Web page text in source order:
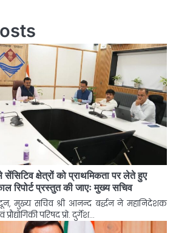
क्षेत्रों को प्राथमिकता पर लेते हुए
रिपोर्ट प्रस्तुत की जाएः मुख्य सचिव
मुख्य सचिव श्री आनन्द बर्द्धन ने महानिदेशक
परिषद प्रो. दुर्गेश…